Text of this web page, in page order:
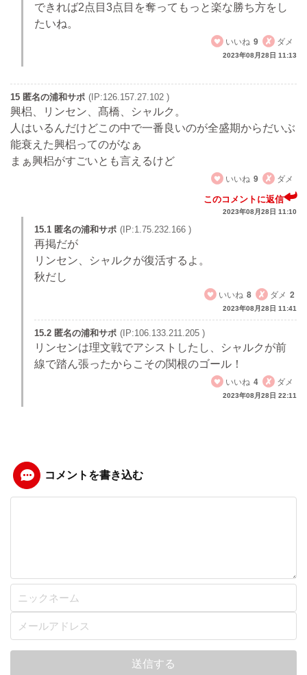
できれば2点目3点目を奪ってもっと楽な勝ち方をし
たいね。
いいね 9 ダメ
2023年08月28日 11:13
15 匿名の浦和サポ (IP:126.157.27.102 )
興梠、リンセン、髙橋、シャルク。
人はいるんだけどこの中で一番良いのが全盛期からだいぶ
能衰えた興梠ってのがなぁ
まぁ興梠がすごいとも言えるけど
いいね 9 ダメ
このコメントに返信
2023年08月28日 11:10
15.1 匿名の浦和サポ (IP:1.75.232.166 )
再掲だが
リンセン、シャルクが復活するよ。
秋だし
いいね 8 ダメ 2
2023年08月28日 11:41
15.2 匿名の浦和サポ (IP:106.133.211.205 )
リンセンは理文戦でアシストしたし、シャルクが前
線で踏ん張ったからこその関根のゴール！
いいね 4 ダメ
2023年08月28日 22:11
コメントを書き込む